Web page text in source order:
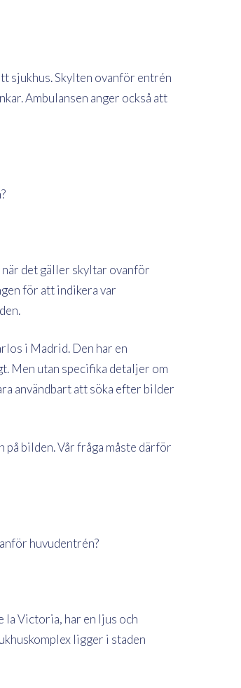
sjukhus. Skylten ovanför entrén
Ambulansen anger också att
det gäller skyltar ovanför
för att indikera var
i Madrid. Den har en
Men utan specifika detaljer om
användbart att söka efter bilder
bilden. Vår fråga måste därför
huvudentrén?
la Victoria, har en ljus och
ligger i staden